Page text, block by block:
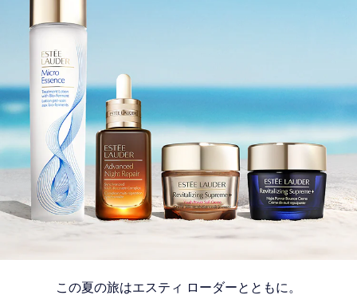
この夏の旅はエスティ ローダーとともに。